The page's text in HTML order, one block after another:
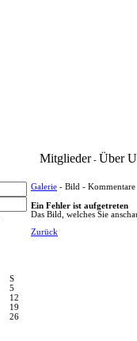
Mitglieder- Über
S
5
12
19
26
Galerie - Bild - Kommentare
Ein Fehler ist aufgetreten
Das Bild, welches Sie
Zurück